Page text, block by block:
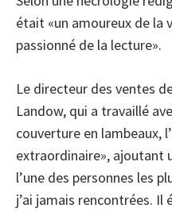
était «un amoureux de la
passionné de la lecture».
Le directeur des ventes
Landow, qui a travaillé
couverture en lambeaux,
extraordinaire», ajoutant
l’une des personnes les
j’ai jamais rencontrées.